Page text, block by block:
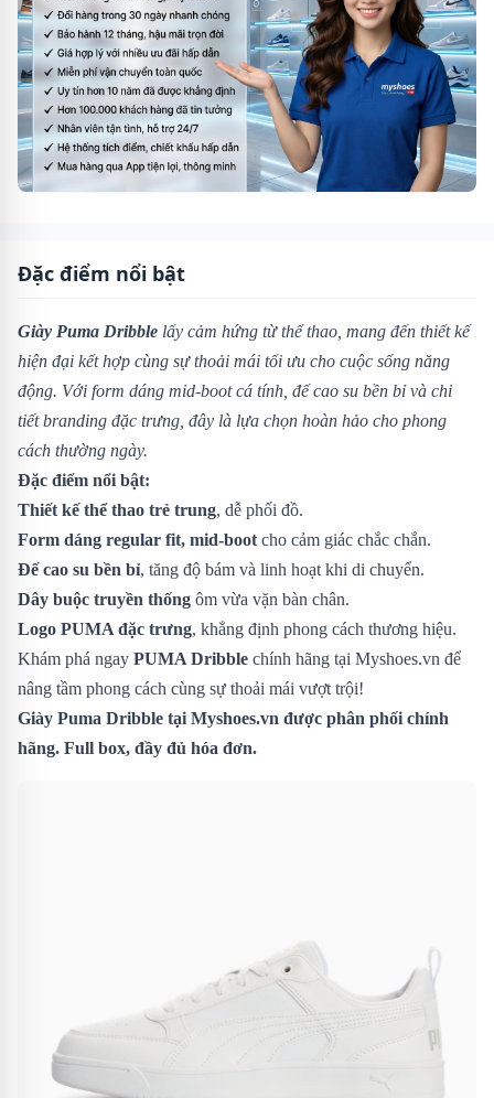
Đặc điểm nổi bật
Giày Puma Dribble lấy cảm hứng từ thể thao, mang đến thiết kế
hiện đại kết hợp cùng sự thoải mái tối ưu cho cuộc sống năng
động. Với form dáng mid-boot cá tính, đế cao su bền bỉ và chi
tiết branding đặc trưng, đây là lựa chọn hoàn hảo cho phong
cách thường ngày.
Đặc điểm nổi bật:
Thiết kế thể thao trẻ trung, dễ phối đồ.
Form dáng regular fit, mid-boot cho cảm giác chắc chắn.
Đế cao su bền bỉ, tăng độ bám và linh hoạt khi di chuyển.
Dây buộc truyền thống ôm vừa vặn bàn chân.
Logo PUMA đặc trưng, khẳng định phong cách thương hiệu.
Khám phá ngay PUMA Dribble chính hãng tại Myshoes.vn để
nâng tầm phong cách cùng sự thoải mái vượt trội!
Giày Puma Dribble tại Myshoes.vn được phân phối chính
hãng. Full box, đầy đủ hóa đơn.